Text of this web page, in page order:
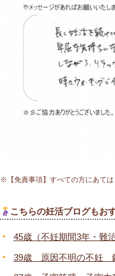
※【免責事項】すべての方にあては
こちらの妊活ブログもお
45歳（不妊期間3年・難
39歳 原因不明の不妊